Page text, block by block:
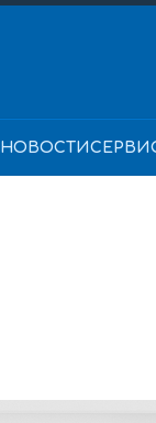
НОВОСТИ